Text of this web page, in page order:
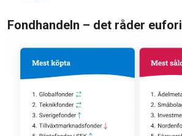
Fondhandeln – det råder eufori